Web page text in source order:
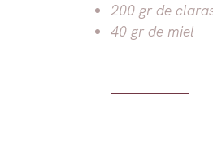
200 gr de
40 gr de miel